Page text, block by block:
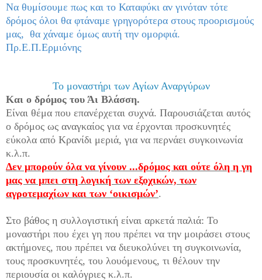
Να θυμίσουμε πως και το Καταφύκι αν γινόταν τότε
δρόμος όλοι θα φτάναμε γρηγορότερα στους προορισμούς
μας, θα χάναμε όμως αυτή την ομορφιά.
Πρ.Ε.Π.Ερμιόνης
Το μοναστήρι των Αγίων Αναργύρων
Και ο δρόμος του Άι Βλάσση.
Είναι θέμα που επανέρχεται συχνά. Παρουσιάζεται αυτός
ο δρόμος ως αναγκαίος για να έρχονται προσκυνητές
εύκολα από Κρανίδι μεριά, για να περνάει συγκοινωνία
κ.λ.π.
Δεν μπορούν όλα να γίνουν ...δρόμος και ούτε όλη η γη
μας να μπει στη λογική των εξοχικών, των
αγροτεμαχίων και των ‘οικισμών’.
Στο βάθος η συλλογιστική είναι αρκετά παλιά: Το
μοναστήρι που έχει γη που πρέπει να την μοιράσει στους
ακτήμονες, που πρέπει να διευκολύνει τη συγκοινωνία,
τους προσκυνητές, του λουόμενους, τι θέλουν την
περιουσία οι καλόγριες κ.λ.π.